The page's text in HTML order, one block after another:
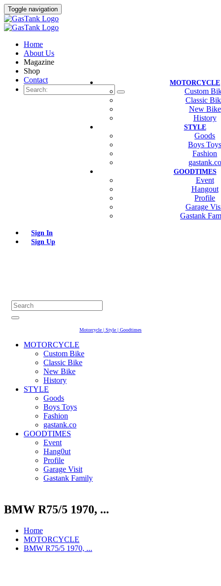
Toggle navigation
Home
About Us
Magazine
Shop
Contact
MOTORCYCLE
Custom
Classic
New Bike
History
STYLE
Goods
Boys
Fashion
gastank.co
GOODTIMES
Event
Hangout
Profile
Garage
Gastank
Sign In
Sign Up
Motorcycle | Style | Goodtimes
MOTORCYCLE
Custom Bike
Classic Bike
New Bike
History
STYLE
Goods
Boys Toys
Fashion
gastank.co
GOODTIMES
Event
Hang0ut
Profile
Garage Visit
Gastank Family
BMW R75/5 1970, ...
Home
MOTORCYCLE
BMW R75/5 1970, ...